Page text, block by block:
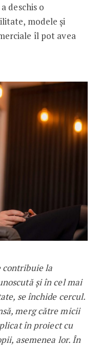
deschis o
modele și
îl pot avea
contribuie la
și în cel mai
se închide cercul.
merg către micii
în proiect cu
asemenea lor. În